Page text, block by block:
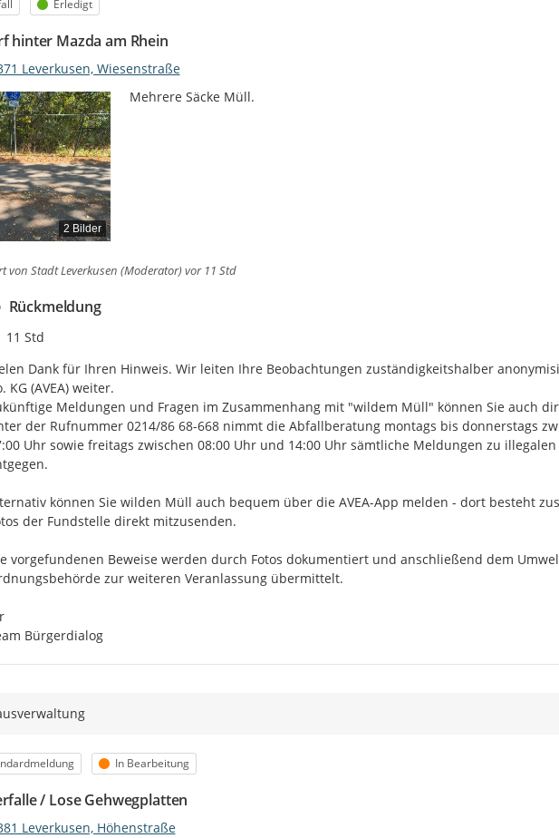
Status
Erledigt
hinter Mazda am Rhein
Leverkusen, Wiesenstraße
2 Bilder
Mehrere Säcke Müll.
von Stadt Leverkusen (Moderator)vor 11 Std
Rückmeldung
Zeitpunkt des Erstellens
11 Std
Dank für Ihren Hinweis. Wir leiten Ihre Beobachtungen zuständigkeitshalber
KG (AVEA) weiter.
Meldungen und Fragen im Zusammenhang mit "wildem Müll" können Sie auch
der Rufnummer 0214/86 68-668 nimmt die Abfallberatung montags bis donnerstags
Uhr sowie freitags zwischen 08:00 Uhr und 14:00 Uhr sämtliche Meldungen zu
können Sie wilden Müll auch bequem über die AVEA-App melden - dort besteht
der Fundstelle direkt mitzusenden.
vorgefundenen Beweise werden durch Fotos dokumentiert und anschließend dem
zur weiteren Veranlassung übermittelt.
Bürgerdialog
Status
In Bearbeitung
/ Lose Gehwegplatten
Leverkusen, Höhenstraße